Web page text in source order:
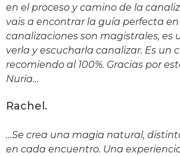
en el proceso y camino de la
vais a encontrar la guía perfecta en
canalizaciones son magistrales, es
verla y escucharla canalizar. Es un
recomiendo al 100%. Gracias por
Nuria…
Rachel.
…Se crea una magia natural,
en cada encuentro. Una